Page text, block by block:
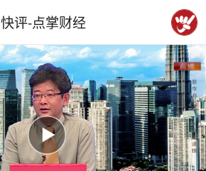
快评-点掌财经